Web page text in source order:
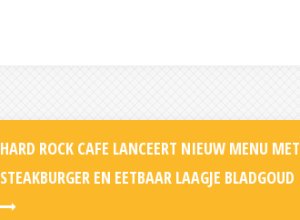
HARD ROCK CAFE LANCEERT NIEUW MENU MET
STEAKBURGER EN EETBAAR LAAGJE BLADGOUD